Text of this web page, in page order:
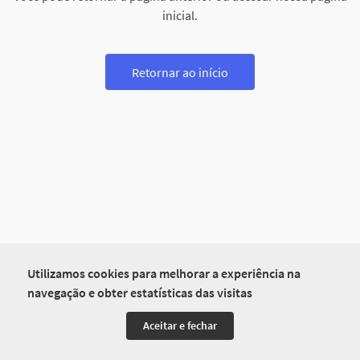
Utilizamos cookies para melhorar a experiência na
navegação e obter estatísticas das visitas
Aceitar e fechar
inicial.
Retornar ao início